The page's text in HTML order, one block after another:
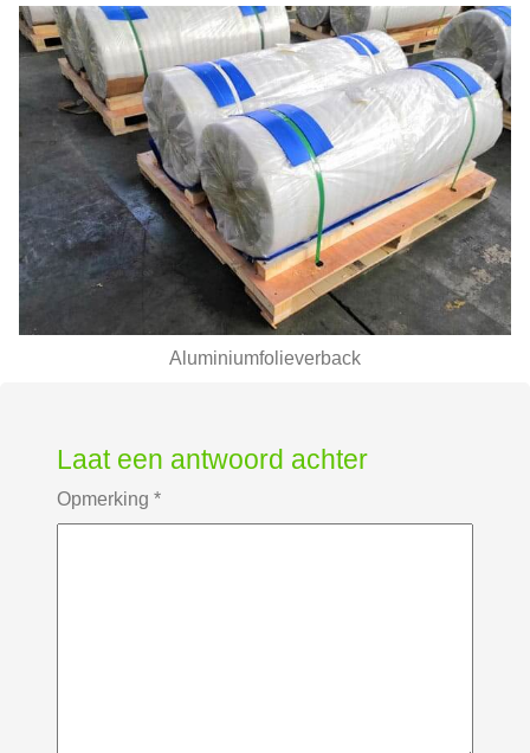
Aluminiumfolieverback
Laat een antwoord achter
Opmerking *